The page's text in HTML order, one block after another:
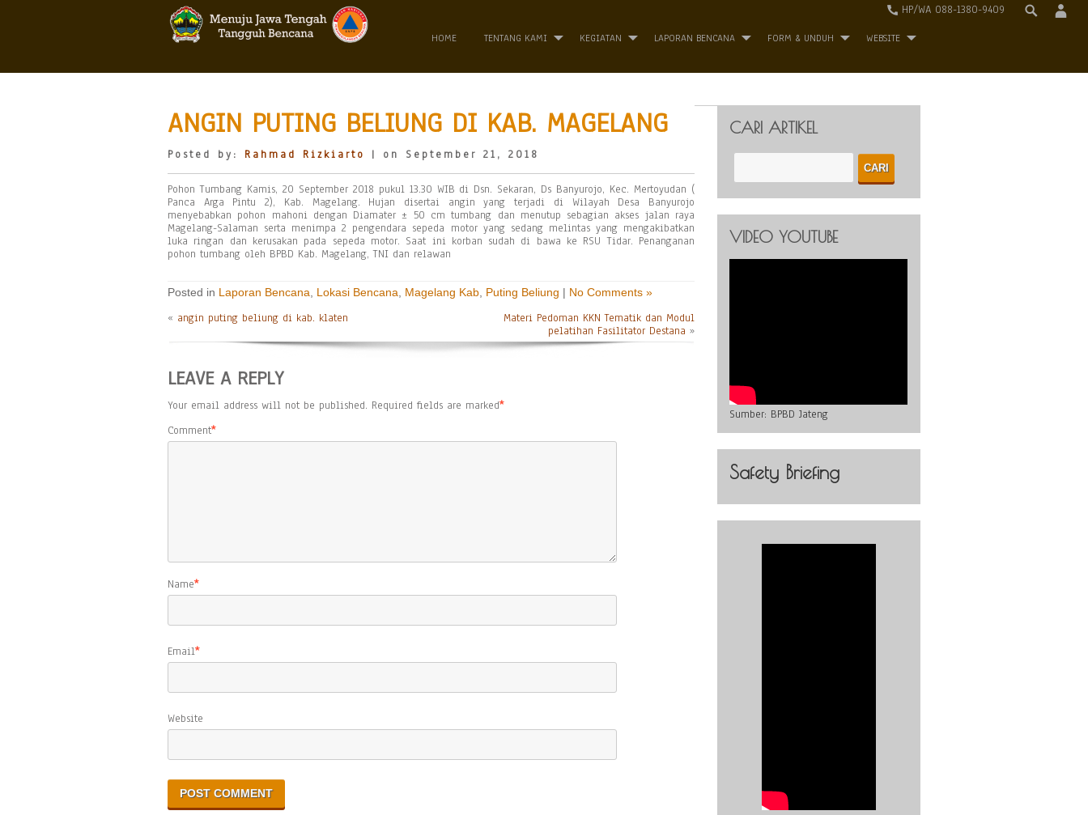
HP/WA 088-1380-9409
HOME TENTANG KAMI KEGIATAN LAPORAN BENCANA FORM & UNDUH WEBSITE
ANGIN PUTING BELIUNG DI KAB. MAGELANG
Posted by: Rahmad Rizkiarto | on September 21, 2018
Pohon Tumbang Kamis, 20 September 2018 pukul 13.30 WIB di Dsn. Sekaran, Ds Banyurojo, Kec. Mertoyudan (
Panca Arga Pintu 2), Kab. Magelang. Hujan disertai angin yang terjadi di Wilayah Desa Banyurojo
menyebabkan pohon mahoni dengan Diamater ± 50 cm tumbang dan menutup sebagian akses jalan raya
Magelang-Salaman serta menimpa 2 pengendara sepeda motor yang sedang melintas yang mengakibatkan
luka ringan dan kerusakan pada sepeda motor. Saat ini korban sudah di bawa ke RSU Tidar. Penanganan
pohon tumbang oleh BPBD Kab. Magelang, TNI dan relawan
Posted in Laporan Bencana Lokasi Bencana Magelang Kab Puting Beliung | No Comments »
« angin puting beliung di kab. klaten
Materi Pedoman KKN Tematik dan Modul
pelatihan Fasilitator Destana »
LEAVE A REPLY
Your email address will not be published. Required fields are marked*
Comment*
Name*
Email*
Website
CARI ARTIKEL
VIDEO YOUTUBE
Sumber: BPBD Jateng
Safety Briefing